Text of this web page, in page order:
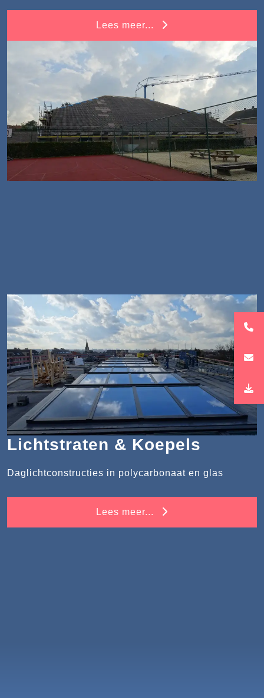
Lees meer...
Lichtstraten & Koepels
Daglichtconstructies in polycarbonaat en glas
Lees meer...